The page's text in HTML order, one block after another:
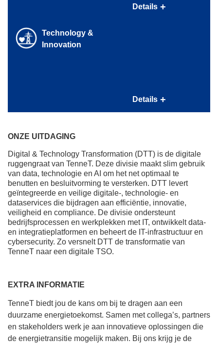
Always Energy programma met een brede mix aan
houden;
Fietsvergoeding;
Bijdrage van €60,- bruto aan de premie voor je
Details
Technology &
Innovation
landgoed Mariëndaal. Ideaal voor een lunchwandeling in
het groen of lunch buiten op het terras;
voor lunch met collega’s of relaties;
Flexibele werkplekken op onze kantoorlocaties met
zones om te brainstormen, te vergaderen, geconcentreerd
te werken of elkaar te ontmoeten;
Details
ONZE UITDAGING
Digital & Technology Transformation (DTT) is de digitale
ruggengraat van TenneT. Deze divisie maakt slim gebruik
van data, technologie en AI om het net optimaal te
benutten en besluitvorming te versterken. DTT levert
geïntegreerde en veilige digitale-, technologie- en
dataservices die bijdragen aan efficiëntie, innovatie,
veiligheid en compliance. De divisie ondersteunt
bedrijfsprocessen en werkplekken met IT, ontwikkelt data-
en integratieplatformen en beheert de IT-infrastructuur en
cybersecurity. Zo versnelt DTT de transformatie van
TenneT naar een digitale TSO.
EXTRA INFORMATIE
TenneT biedt jou de kans om bij te dragen aan een
duurzame energietoekomst. Samen met collega’s, partners
en stakeholders werk je aan innovatieve oplossingen die
de energietransitie mogelijk maken. Bij ons krijg je de